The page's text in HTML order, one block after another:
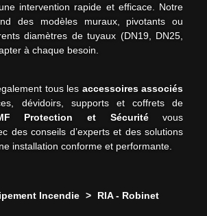
intervention rapide et efficace. Notre
des modèles muraux, pivotants ou
diamètres de tuyaux (DN19, DN25,
à chaque besoin.
tous les accessoires associés
dévidoirs, supports et coffrets de
Protection et Sécuritévous
des conseils d’experts et des solutions
installation conforme et performante.
Incendie >
RIA - Robinet